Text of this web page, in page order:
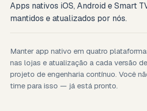
Apps nativos iOS, Android e Smart
mantidos e atualizados por nós.
Manter app nativo em quatro
nas lojas e atualização a cada versão
projeto de engenharia contínuo. Você
time para isso — já está pronto.